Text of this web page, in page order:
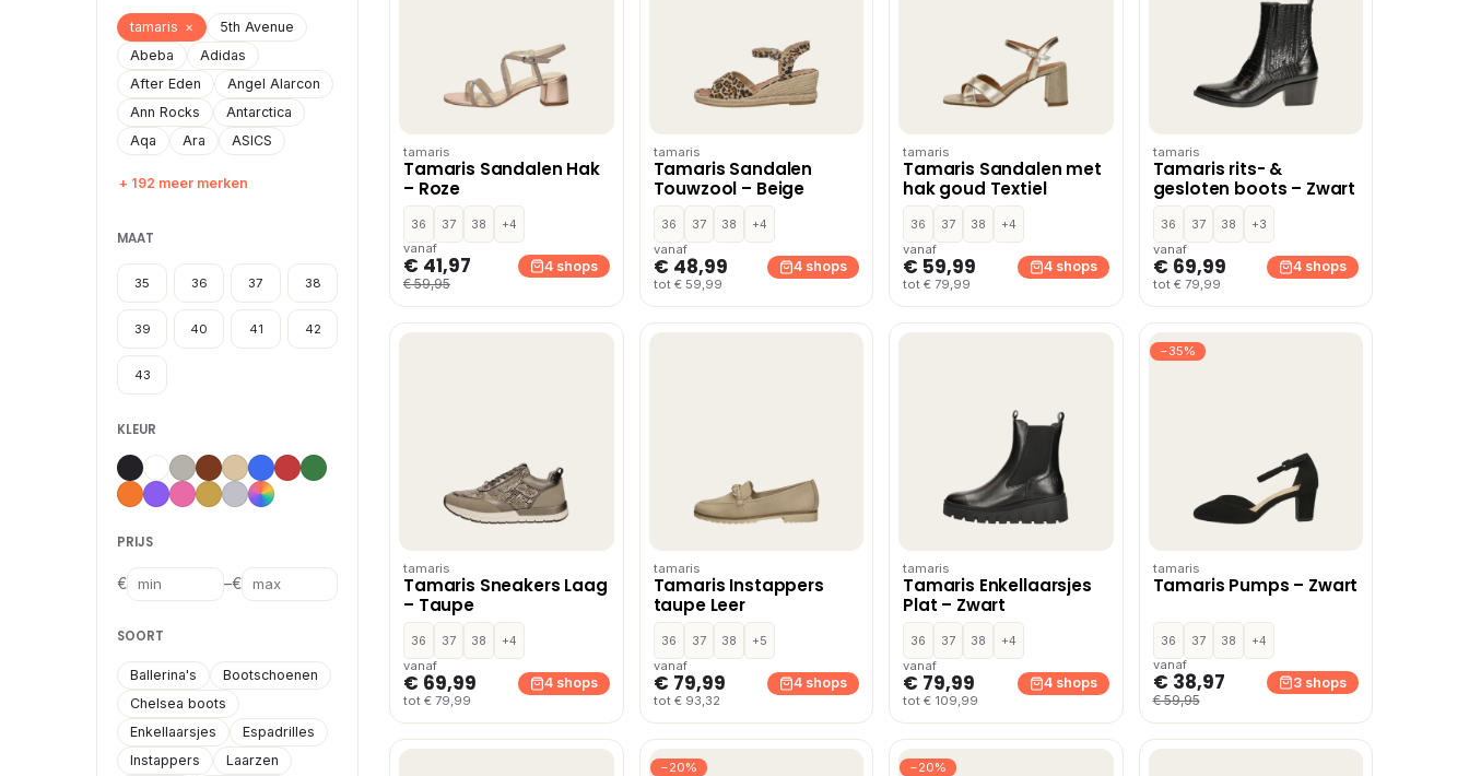
tamaris ×
5th Avenue
Abeba
Adidas
After Eden
Angel Alarcon
Ann Rocks
Antarctica
Aqa
Ara ASICS
+ 192 meer merken
MAAT
35 36 37 38
39 40 41 42
43
KLEUR
PRIJS
€ –€
SOORT
Ballerina's
Bootschoenen
Chelsea boots
Enkellaarsjes
Espadrilles
Instappers
Laarzen
tamaris
Tamaris Sandalen Hak
– Roze
36 37 38
+4
vanaf
€ 41,97
€ 59,95
4 shops
tamaris
Tamaris Sandalen
Touwzool – Beige
36 37 38
+4
vanaf
€ 48,99
tot € 59,99
4 shops
tamaris
Tamaris Sandalen met
hak goud Textiel
36 37 38
+4
vanaf
€ 59,99
tot € 79,99
4 shops
tamaris
Tamaris rits- &
gesloten boots – Zwart
36 37 38
+3
vanaf
€ 69,99
tot € 79,99
4 shops
tamaris
Tamaris Sneakers Laag
– Taupe
36 37 38
+4
vanaf
€ 69,99
tot € 79,99
4 shops
tamaris
Tamaris Instappers
taupe Leer
36 37 38
+5
vanaf
€ 79,99
tot € 93,32
4 shops
tamaris
Tamaris Enkellaarsjes
Plat – Zwart
36 37 38
+4
vanaf
€ 79,99
tot € 109,99
4 shops
−35%
tamaris
Tamaris Pumps – Zwart
36 37 38
+4
vanaf
€ 38,97
€ 59,95
3 shops
−20% −20%